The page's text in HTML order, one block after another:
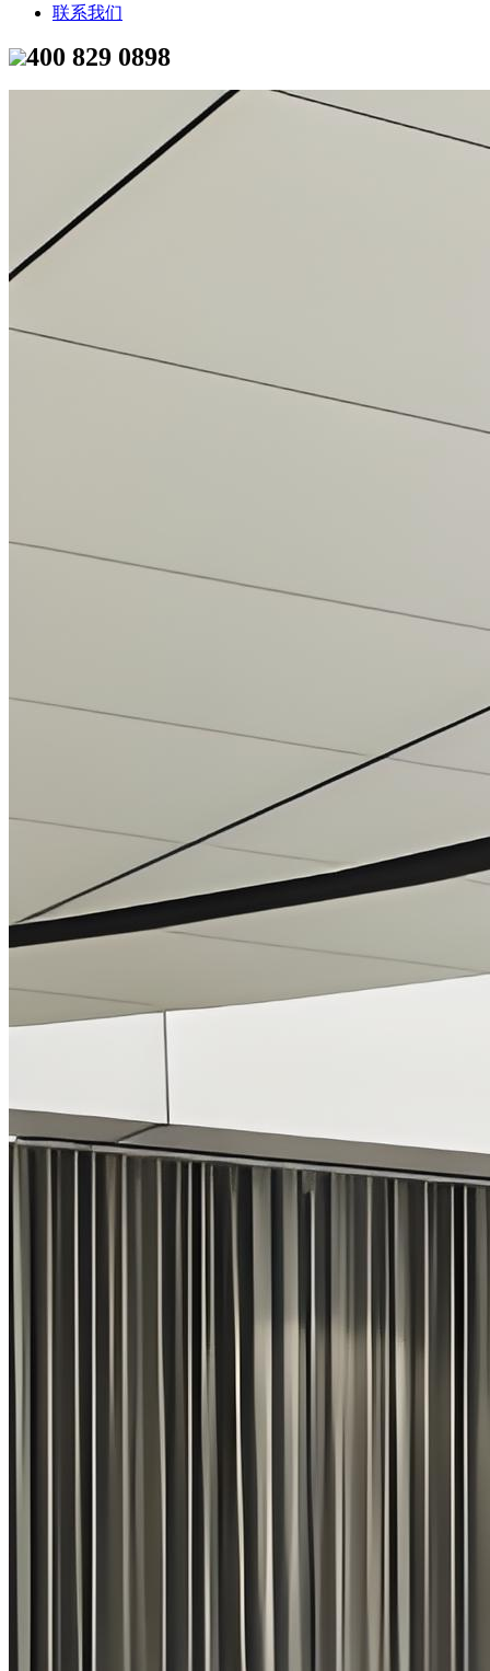
联系我们
400 829 0898